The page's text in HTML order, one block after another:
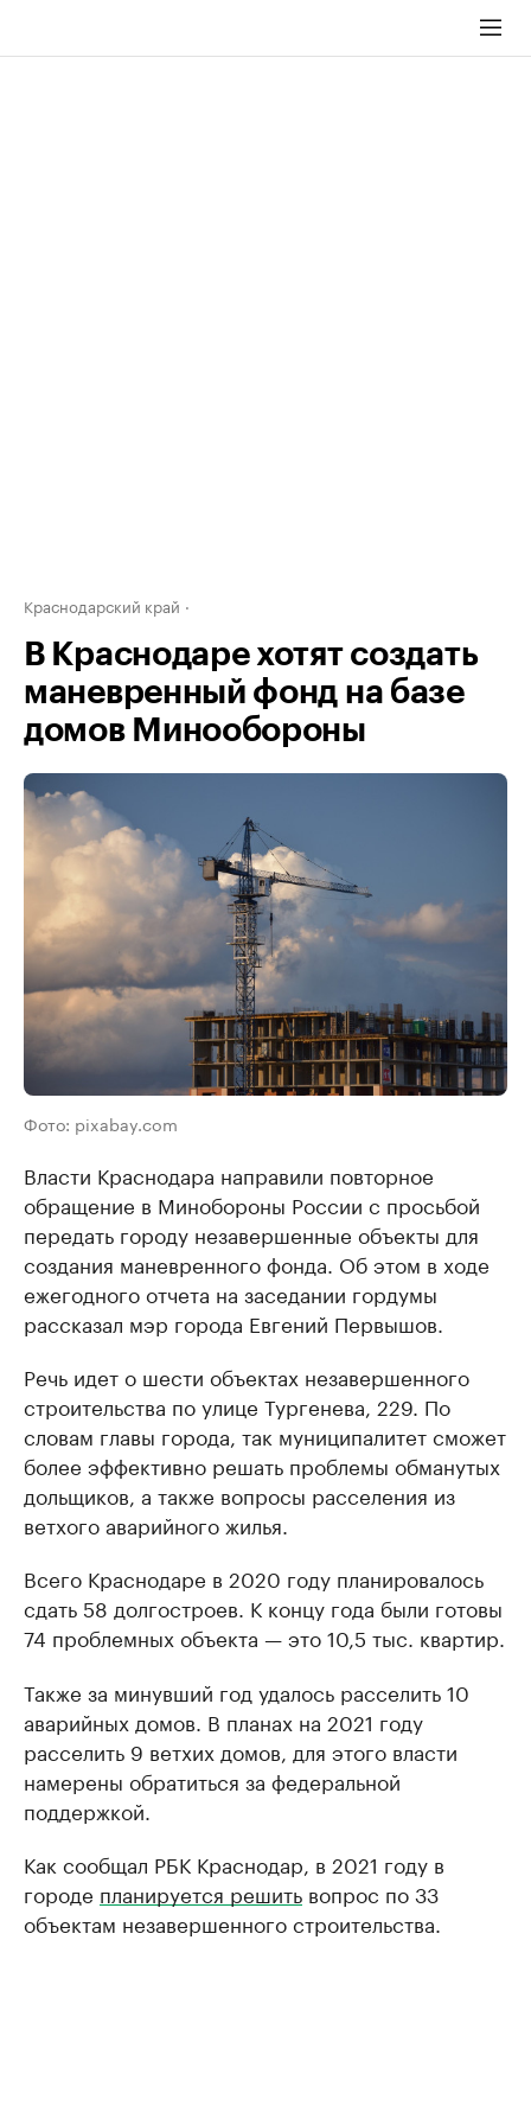
Краснодарский край
В Краснодаре хотят создать
маневренный фонд на базе
домов Минообороны
Фото: pixabay.com
Власти Краснодара направили повторное
обращение в Минобороны России с просьбой
передать городу незавершенные объекты для
создания маневренного фонда. Об этом в ходе
ежегодного отчета на заседании гордумы
рассказал мэр города Евгений Первышов.
Речь идет о шести объектах незавершенного
строительства по улице Тургенева, 229. По
словам главы города, так муниципалитет сможет
более эффективно решать проблемы обманутых
дольщиков, а также вопросы расселения из
ветхого аварийного жилья.
Всего Краснодаре в 2020 году планировалось
сдать 58 долгостроев. К концу года были готовы
74 проблемных объекта — это 10,5 тыс. квартир.
Также за минувший год удалось расселить 10
аварийных домов. В планах на 2021 году
расселить 9 ветхих домов, для этого власти
намерены обратиться за федеральной
поддержкой.
Как сообщал РБК Краснодар, в 2021 году в
городе планируется решить вопрос по 33
объектам незавершенного строительства.